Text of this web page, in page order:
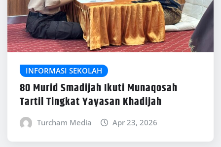
INFORMASI SEKOLAH
80 Murid Smadijah Ikuti Munaqosah
Tartil Tingkat Yayasan Khadijah
Turcham Media Apr 23, 2026